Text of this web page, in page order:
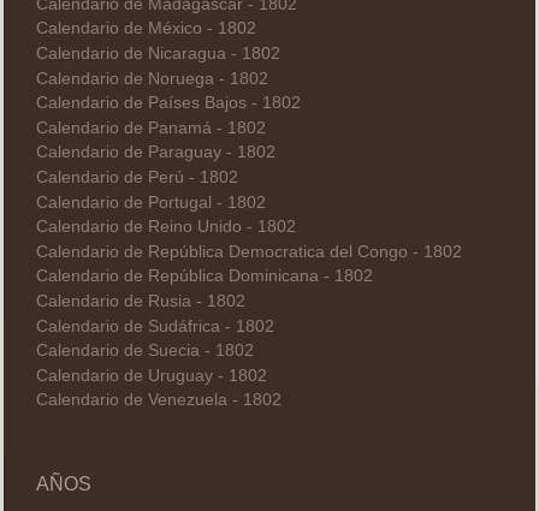
Calendario de Madagascar - 1802
Calendario de México - 1802
Calendario de Nicaragua - 1802
Calendario de Noruega - 1802
Calendario de Países Bajos - 1802
Calendario de Panamá - 1802
Calendario de Paraguay - 1802
Calendario de Perú - 1802
Calendario de Portugal - 1802
Calendario de Reino Unido - 1802
Calendario de República Democratica del Congo - 1802
Calendario de República Dominicana - 1802
Calendario de Rusia - 1802
Calendario de Sudáfrica - 1802
Calendario de Suecia - 1802
Calendario de Uruguay - 1802
Calendario de Venezuela - 1802
AÑOS